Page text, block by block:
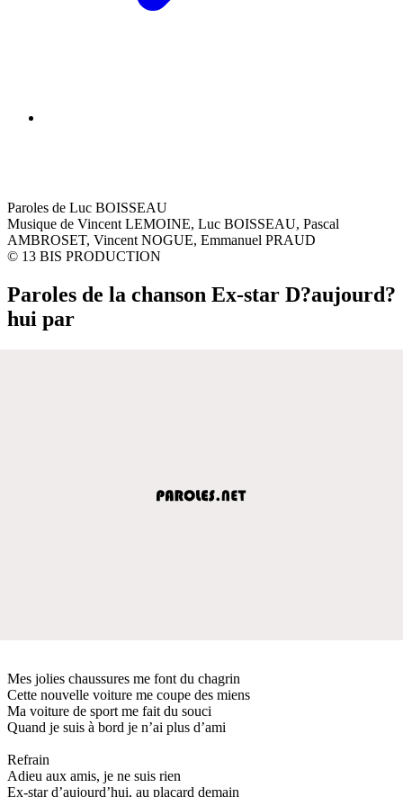
Paroles de Luc BOISSEAU
Musique de Vincent LEMOINE, Luc BOISSEAU, Pascal
AMBROSET, Vincent NOGUE, Emmanuel PRAUD
© 13 BIS PRODUCTION
Paroles de la chanson Ex-star D?aujourd?
hui par
Mes jolies chaussures me font du chagrin
Cette nouvelle voiture me coupe des miens
Ma voiture de sport me fait du souci
Quand je suis à bord je n’ai plus d’ami
Refrain
Adieu aux amis, je ne suis rien
Ex-star d’aujourd’hui, au placard demain